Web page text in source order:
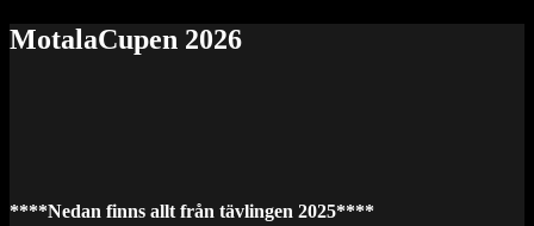
MotalaCupen 2026
****Nedan finns allt från tävlingen 2025****